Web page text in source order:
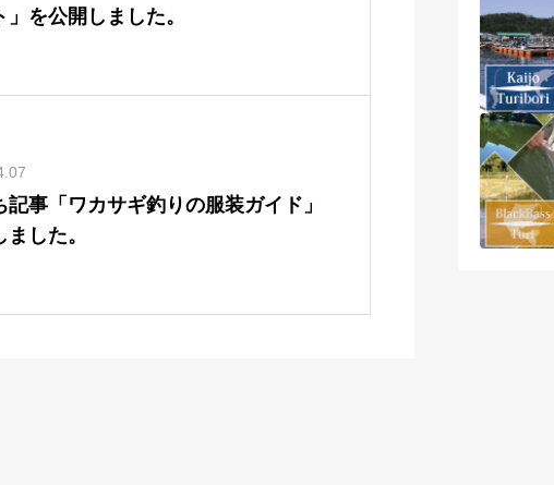
」を公開しました。
記事「ワカサギ釣りの服装ガイド」
した。